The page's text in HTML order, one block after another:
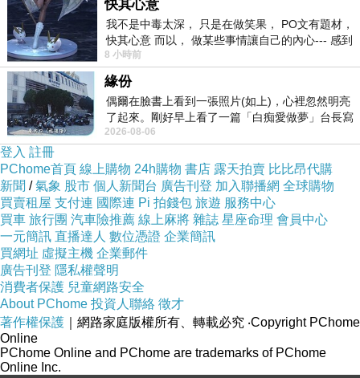
春蠶到死絲方盡...
版主回應
謝謝來訪~
至於您的回應>>
應該到無名他家去叩門
比較適當的說... ^_^
2008-01-03 19:03:56
無名
2008-01-02 11:06:55
情意真
痴心守候影芳蹤
海枯石爛終不悔
深深的愛
淺淺的說
化成詩句一篇篇
只為伊人抿一笑
天地為證
情比金堅
版主回應
問世間
快其心意
我不是中毒太深， 只是在做笑果， PO文有題材，
快其心意 而以， 做某些事情讓自己的內心--- 感到
愉快。
8 小時前
緣份
偶爾在臉書上看到一張照片(如上)，心裡忽然明亮
了起來。剛好早上看了一篇「白痴愛做夢」台長寫
的貼文，在回顧年輕時瘋狂愛上
2026-08-06
登入 註冊
PChome首頁 線上購物 24h購物 書店 露天拍賣 比比昂代購
新聞 /氣象 股市 個人新聞台 廣告刊登 加入聯播網 全球購物
買賣租屋 支付連 國際連 Pi 拍錢包 旅遊 服務中心
買車 旅行團 汽車險推薦 線上麻將 雜誌 星座命理 會員中心
一元簡訊 直播達人 數位憑證 企業簡訊
買網址 虛擬主機 企業郵件
廣告刊登 隱私權聲明
消費者保護 兒童網路安全
About PChome 投資人聯絡 徵才
著作權保護 ｜網路家庭版權所有、轉載必究 ‧Copyright PChome
Online
PChome Online and PChome are trademarks of PChome
Online Inc.